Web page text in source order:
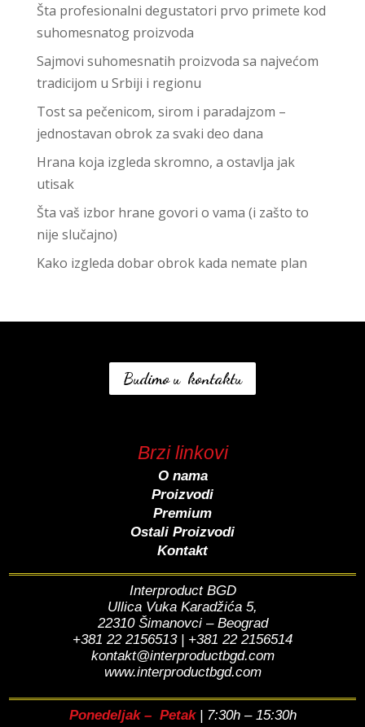
Šta profesionalni degustatori prvo primete kod
suhomesnatog proizvoda
Sajmovi suhomesnatih proizvoda sa najvećom
tradicijom u Srbiji i regionu
Tost sa pečenicom, sirom i paradajzom –
jednostavan obrok za svaki deo dana
Hrana koja izgleda skromno, a ostavlja jak
utisak
Šta vaš izbor hrane govori o vama (i zašto to
nije slučajno)
Kako izgleda dobar obrok kada nemate plan
Budimo u kontaktu
Brzi linkovi
O nama
Proizvodi
Premium
Ostali Proizvodi
Kontakt
Interproduct BGD
Ullica Vuka Karadžića 5,
22310 Šimanovci – Beograd
+381 22 2156513 | +381 22 2156514
kontakt@interproductbgd.com
www.interproductbgd.com
Ponedeljak – Petak | 7:30h – 15:30h